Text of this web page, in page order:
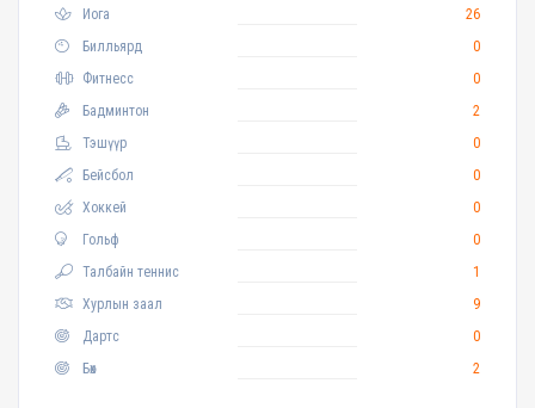
Иога
26
Билльярд
0
Фитнесс
0
Бадминтон
2
Тэшүүр
0
Бейсбол
0
Хоккей
0
Гольф
0
Талбайн теннис
1
Хурлын заал
9
Дартс
0
Бөх
2